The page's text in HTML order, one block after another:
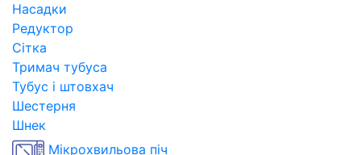
Насадки
Редуктор
Сітка
Тримач тубуса
Тубус і штовхач
Шестерня
Шнек
Мікрохвильова піч